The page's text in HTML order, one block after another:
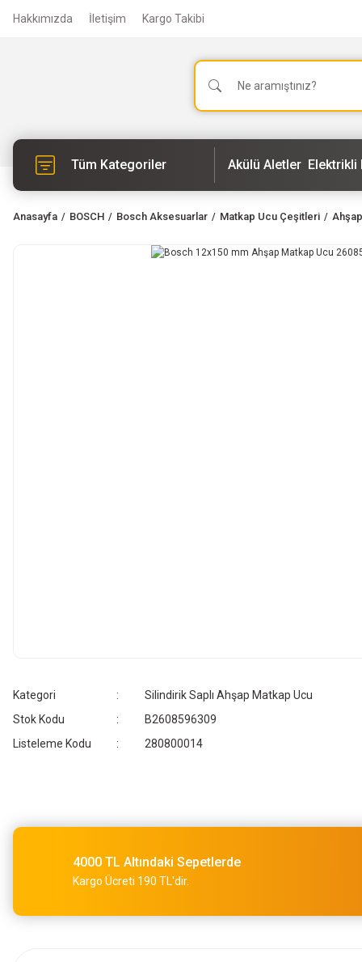
Hakkımızda İletişim Kargo Takibi
Tüm Kategoriler Akülü Aletler Elektrikli
Anasayfa BOSCH Bosch Aksesuarlar Matkap Ucu Çeşitleri
Kategori
Silindirik Saplı Ahşap Matkap Ucu
Stok Kodu
B2608596309
Listeleme Kodu
280800014
4000 TL Altındaki Sepetlerde
Kargo Ücreti 190 TL'dir.